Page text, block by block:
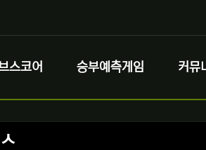
스코어 승부예측게임 커뮤